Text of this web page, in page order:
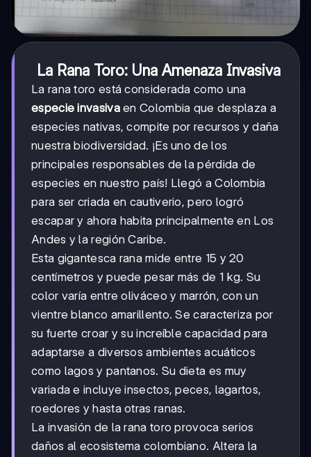
La Rana Toro: Una Amenaza Invasiva
La rana toro está considerada como una
especie invasivaen Colombia que desplaza a
especies nativas, compite por recursos y daña
nuestra biodiversidad. ¡Es uno de los
principales responsables de la pérdida de
especies en nuestro país! Llegó a Colombia
para ser criada en cautiverio, pero logró
escapar y ahora habita principalmente en Los
Andes y la región Caribe.
Esta gigantesca rana mide entre 15 y 20
centímetros y puede pesar más de 1 kg. Su
color varía entre oliváceo y marrón, con un
vientre blanco amarillento. Se caracteriza por
su fuerte croar y su increíble capacidad para
adaptarse a diversos ambientes acuáticos
como lagos y pantanos. Su dieta es muy
variada e incluye insectos, peces, lagartos,
roedores y hasta otras ranas.
La invasión de la rana toro provoca serios
daños al ecosistema colombiano. Altera la